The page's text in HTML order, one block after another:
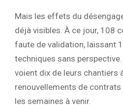
Mais les effets du
déjà visibles. À ce jour, 108
faute de validation, laissant
techniques sans
voient dix de leurs chantiers
renouvellements de
les semaines à venir.